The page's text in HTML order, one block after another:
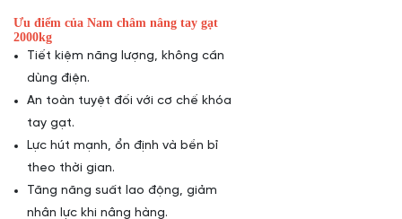
Ưu điểm của Nam châm nâng tay gạt
2000kg
Tiết kiệm năng lượng, không cần
dùng điện.
An toàn tuyệt đối với cơ chế khóa
tay gạt.
Lực hút mạnh, ổn định và bền bỉ
theo thời gian.
Tăng năng suất lao động, giảm
nhân lực khi nâng hàng.